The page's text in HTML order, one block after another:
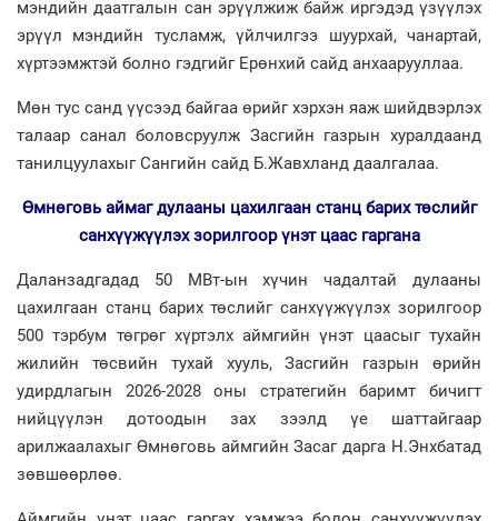
мэндийн даатгалын сан эрүүлжиж байж иргэдэд үзүүлэх
эрүүл мэндийн тусламж, үйлчилгээ шуурхай, чанартай,
хүртээмжтэй болно гэдгийг Ерөнхий сайд анхаарууллаа.
Мөн тус санд үүсээд байгаа өрийг хэрхэн яаж шийдвэрлэх
талаар санал боловсруулж Засгийн газрын хуралдаанд
танилцуулахыг Сангийн сайд Б.Жавхланд даалгалаа.
Өмнөговь аймаг дулааны цахилгаан станц барих төслийг
санхүүжүүлэх зорилгоор үнэт цаас гаргана
Даланзадгадад 50 МВт-ын хүчин чадалтай дулааны
цахилгаан станц барих төслийг санхүүжүүлэх зорилгоор
500 тэрбум төгрөг хүртэлх аймгийн үнэт цаасыг тухайн
жилийн төсвийн тухай хууль, Засгийн газрын өрийн
удирдлагын 2026-2028 оны стратегийн баримт бичигт
нийцүүлэн дотоодын зах зээлд үе шаттайгаар
арилжаалахыг Өмнөговь аймгийн Засаг дарга Н.Энхбатад
зөвшөөрлөө.